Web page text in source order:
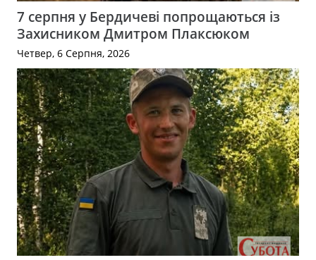
7 серпня у Бердичеві попрощаються із
Захисником Дмитром Плаксюком
Четвер, 6 Серпня, 2026